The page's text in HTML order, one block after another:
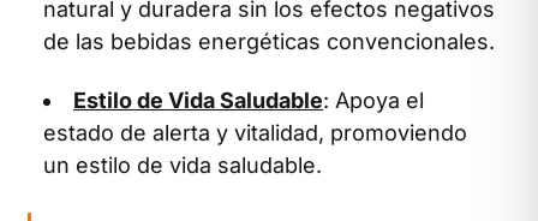
natural y duradera sin los efectos negativos
de las bebidas energéticas convencionales.
Estilo de Vida Saludable: Apoya el
estado de alerta y vitalidad, promoviendo
un estilo de vida saludable.